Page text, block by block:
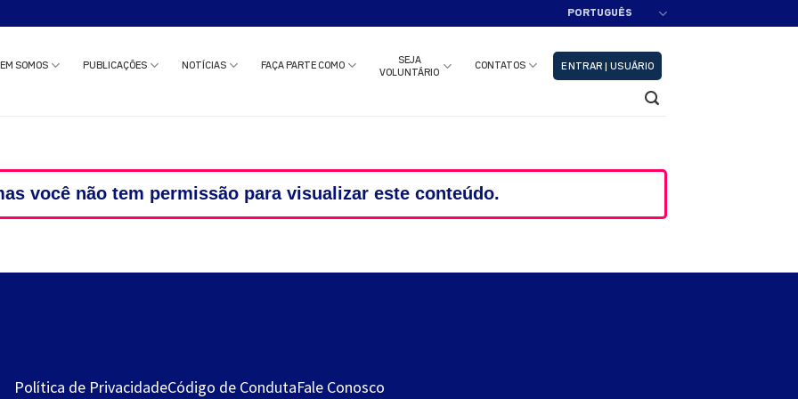
PORTUGUÊS
SOMOS PUBLICAÇÕES NOTÍCIAS FAÇA PARTE COMO
SEJA
VOLUNTÁRIO
CONTATOS ENTRAR | USUÁRIO
você não tem permissão para visualizar este conteúdo.
Política de PrivacidadeCódigo de CondutaFale Conosco
estudo clínico ou solicitar uma reunião com nossa equipe?Clique aquie cadastre-se!! Fechar